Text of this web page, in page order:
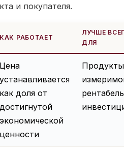
и покупателя.
КАК РАБОТАЕТ
ЛУЧШЕ
ДЛЯ
Цена
устанавливается
как доля от
достигнутой
экономической
ценности